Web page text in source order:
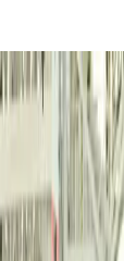
security rules
18 hours ago
expedition
ago